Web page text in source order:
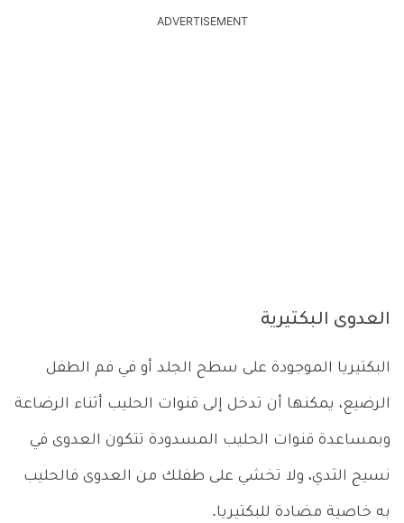
ADVERTISEMENT
العدوى البكتيرية
البكتيريا الموجودة على سطح الجلد أو في فم الطفل
الرضيع، يمكنها أن تدخل إلى قنوات الحليب أثناء الرضاعة
وبمساعدة قنوات الحليب المسدودة تتكون العدوى في
نسيج الثدي، ولا تخشي على طفلك من العدوى فالحليب
به خاصية مضادة للبكتيريا.